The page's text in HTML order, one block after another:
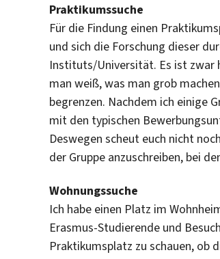
Praktikumssuche
Für die Findung einen
und sich die Forschung dieser
Instituts/Universität. Es ist zwar
man weiß, was man grob
begrenzen. Nachdem ich einige
mit den typischen
Deswegen scheut euch nicht
der Gruppe anzuschreiben, bei
Wohnungssuche
Ich habe einen Platz im
Erasmus-Studierende und
Praktikumsplatz zu schauen, ob